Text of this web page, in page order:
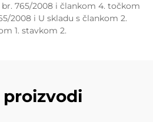
765/2008 i člankom 4. točkom
2008 i U skladu s člankom 2.
1. stavkom 2.
proizvodi